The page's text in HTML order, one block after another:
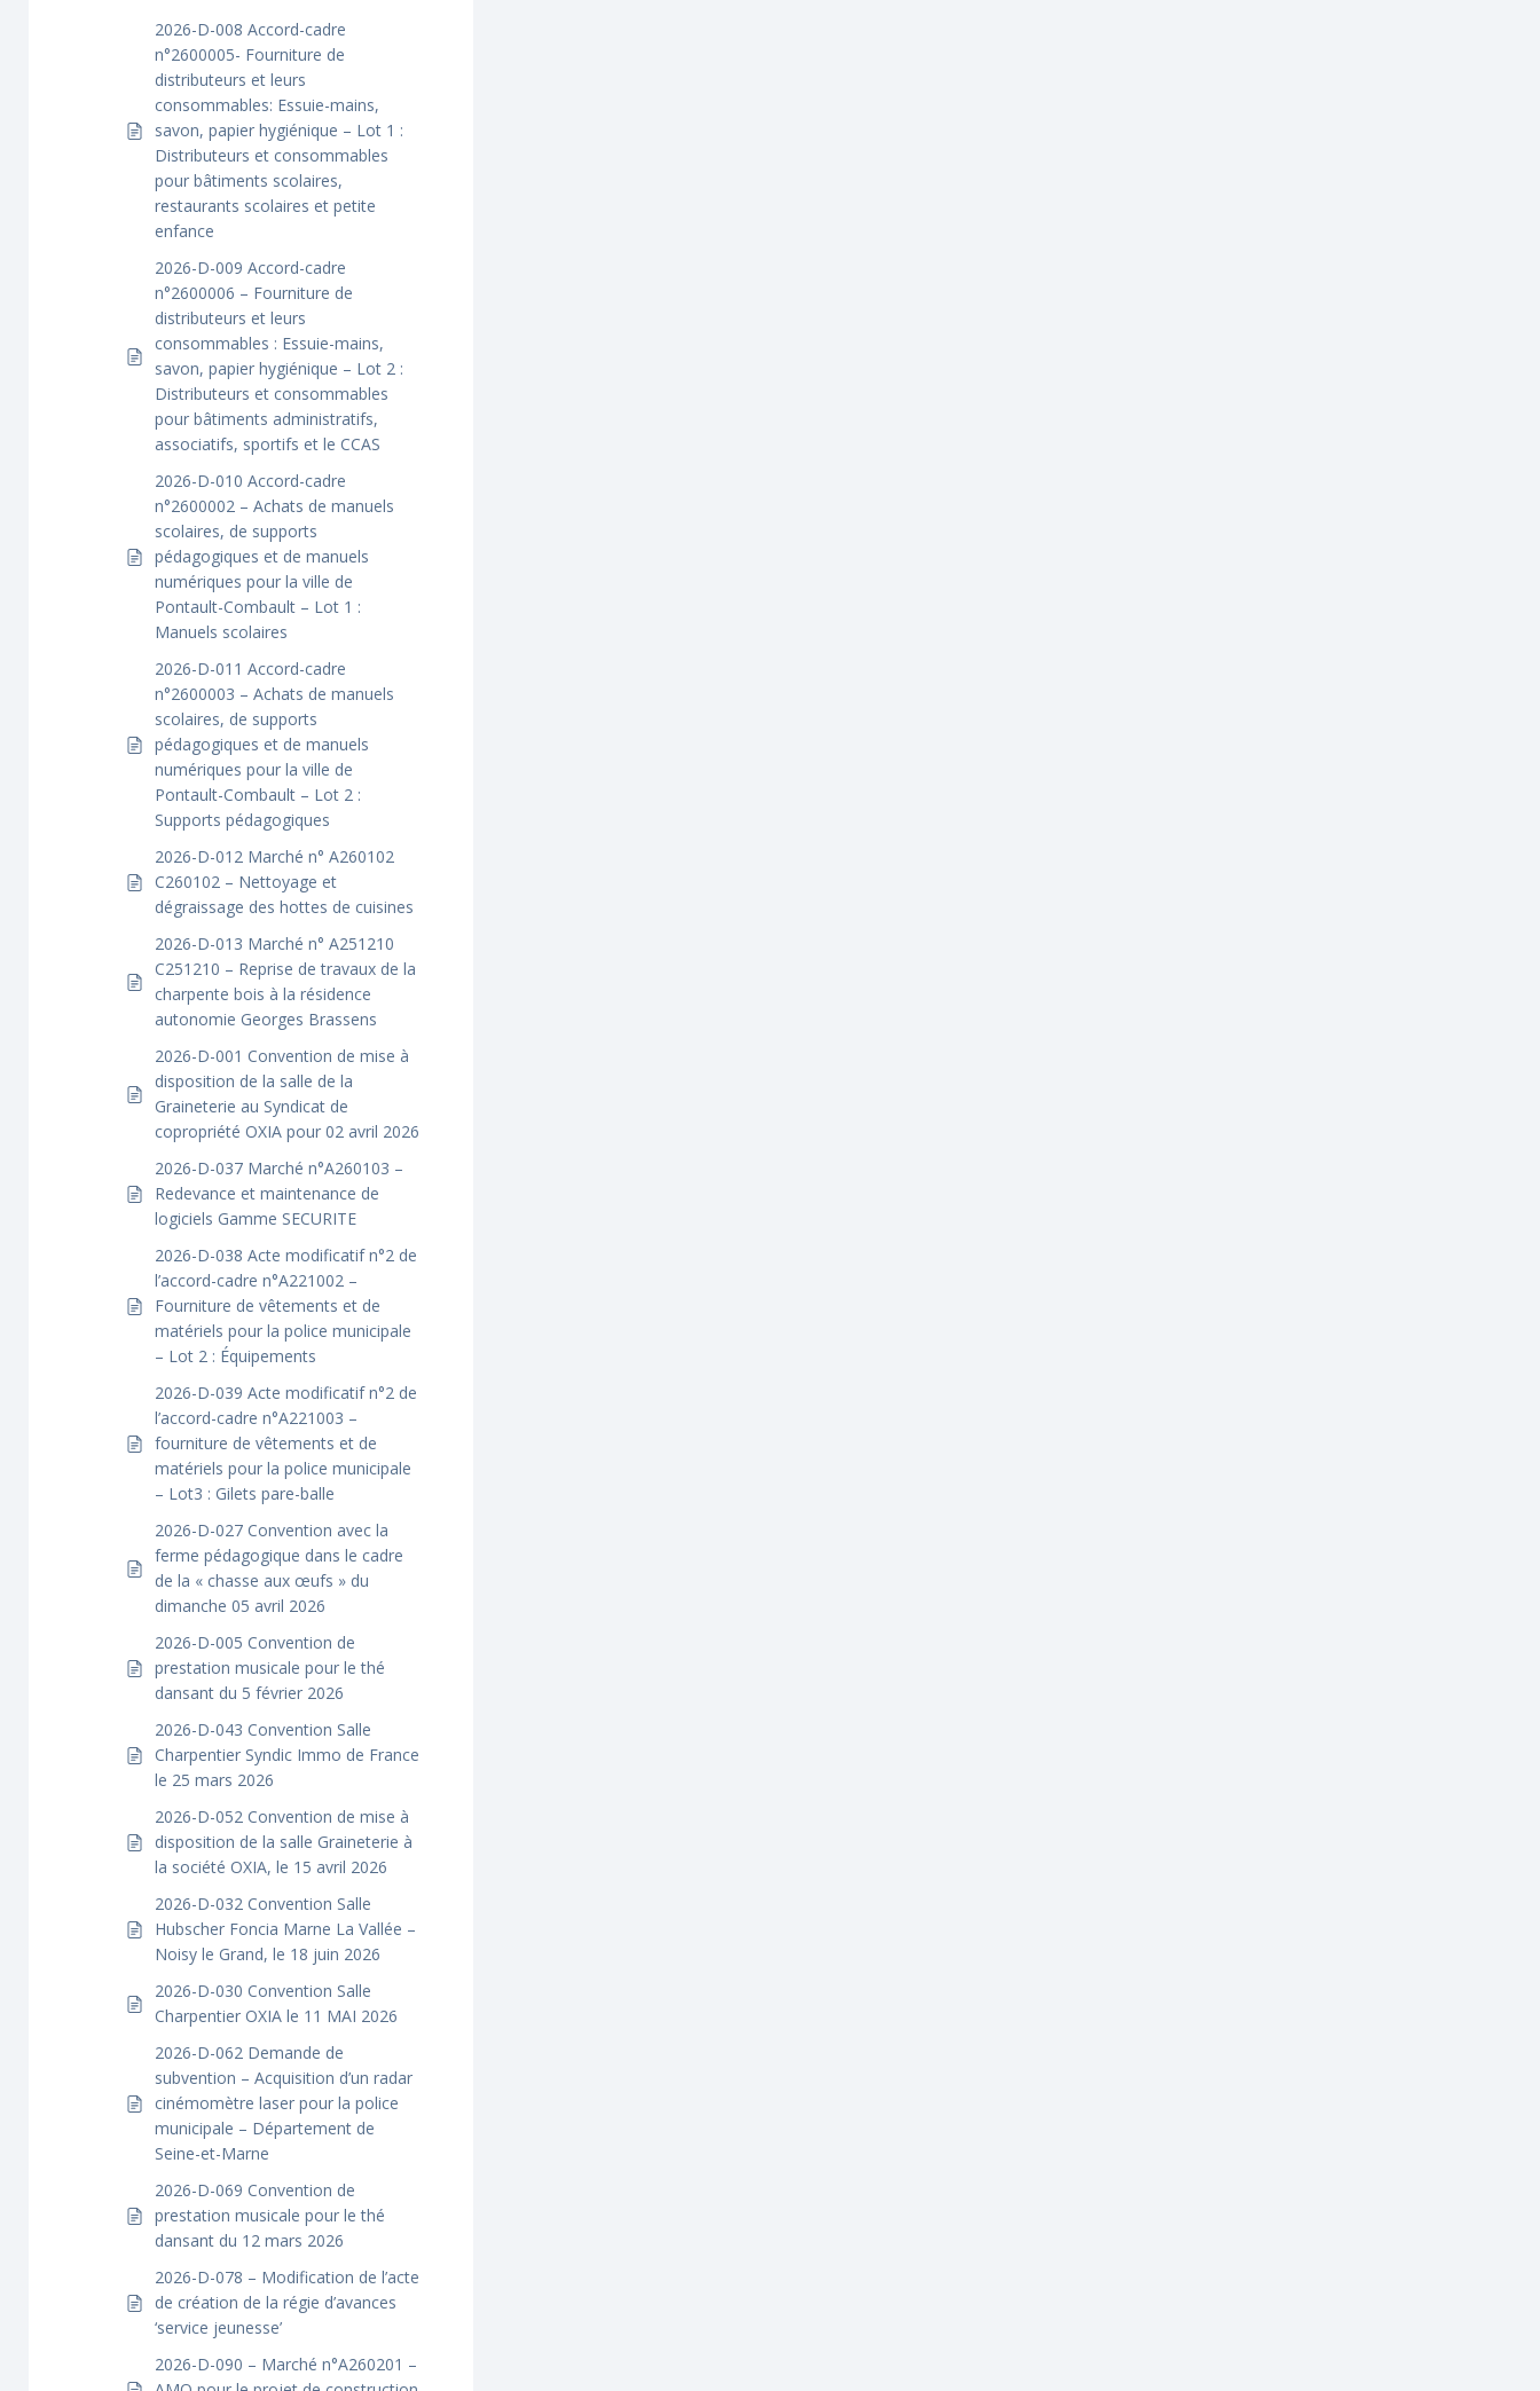
2026-D-008 Accord-cadre
n°2600005- Fourniture de
distributeurs et leurs
consommables: Essuie-mains,
savon, papier hygiénique – Lot 1 :
Distributeurs et consommables
pour bâtiments scolaires,
restaurants scolaires et petite
enfance
2026-D-009 Accord-cadre
n°2600006 – Fourniture de
distributeurs et leurs
consommables : Essuie-mains,
savon, papier hygiénique – Lot 2 :
Distributeurs et consommables
pour bâtiments administratifs,
associatifs, sportifs et le CCAS
2026-D-010 Accord-cadre
n°2600002 – Achats de manuels
scolaires, de supports
pédagogiques et de manuels
numériques pour la ville de
Pontault-Combault – Lot 1 :
Manuels scolaires
2026-D-011 Accord-cadre
n°2600003 – Achats de manuels
scolaires, de supports
pédagogiques et de manuels
numériques pour la ville de
Pontault-Combault – Lot 2 :
Supports pédagogiques
2026-D-012 Marché n° A260102
C260102 – Nettoyage et
dégraissage des hottes de cuisines
2026-D-013 Marché n° A251210
C251210 – Reprise de travaux de la
charpente bois à la résidence
autonomie Georges Brassens
2026-D-001 Convention de mise à
disposition de la salle de la
Graineterie au Syndicat de
copropriété OXIA pour 02 avril 2026
2026-D-037 Marché n°A260103 –
Redevance et maintenance de
logiciels Gamme SECURITE
2026-D-038 Acte modificatif n°2 de
l’accord-cadre n°A221002 –
Fourniture de vêtements et de
matériels pour la police municipale
– Lot 2 : Équipements
2026-D-039 Acte modificatif n°2 de
l’accord-cadre n°A221003 –
fourniture de vêtements et de
matériels pour la police municipale
– Lot3 : Gilets pare-balle
2026-D-027 Convention avec la
ferme pédagogique dans le cadre
de la « chasse aux œufs » du
dimanche 05 avril 2026
2026-D-005 Convention de
prestation musicale pour le thé
dansant du 5 février 2026
2026-D-043 Convention Salle
Charpentier Syndic Immo de France
le 25 mars 2026
2026-D-052 Convention de mise à
disposition de la salle Graineterie à
la société OXIA, le 15 avril 2026
2026-D-032 Convention Salle
Hubscher Foncia Marne La Vallée –
Noisy le Grand, le 18 juin 2026
2026-D-030 Convention Salle
Charpentier OXIA le 11 MAI 2026
2026-D-062 Demande de
subvention – Acquisition d’un radar
cinémomètre laser pour la police
municipale – Département de
Seine-et-Marne
2026-D-069 Convention de
prestation musicale pour le thé
dansant du 12 mars 2026
2026-D-078 – Modification de l’acte
de création de la régie d’avances
‘service jeunesse’
2026-D-090 – Marché n°A260201 –